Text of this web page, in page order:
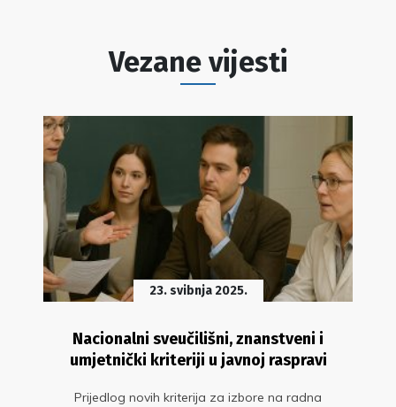
Vezane vijesti
23. svibnja 2025.
Nacionalni sveučilišni, znanstveni i
umjetnički kriteriji u javnoj raspravi
Prijedlog novih kriterija za izbore na radna